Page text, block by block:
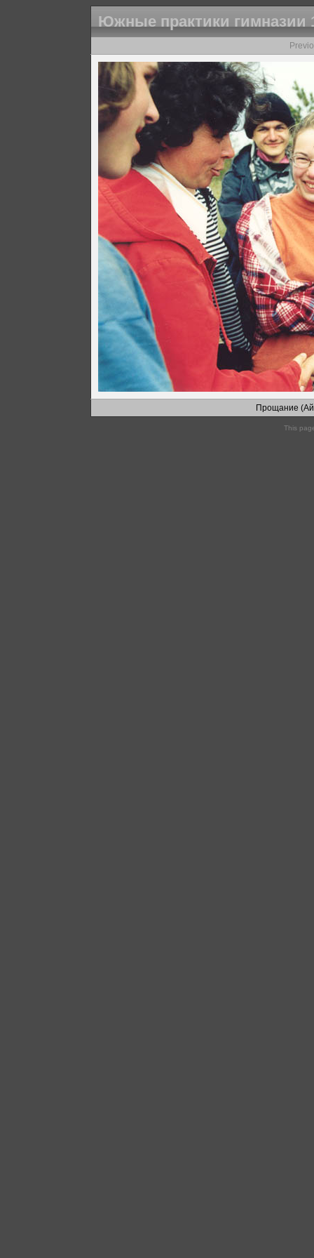
Южные практики гимназии
Прощание
This